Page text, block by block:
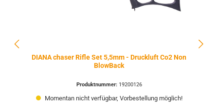
DIANA chaser Rifle Set 5,5mm - Druckluft Co2 Non
BlowBack
Produktnummer: 19200126
Momentan nicht verfügbar, Vorbestellung möglich!